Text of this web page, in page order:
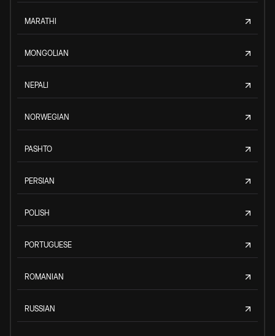
MARATHI
MONGOLIAN
NEPALI
NORWEGIAN
PASHTO
PERSIAN
POLISH
PORTUGUESE
ROMANIAN
RUSSIAN